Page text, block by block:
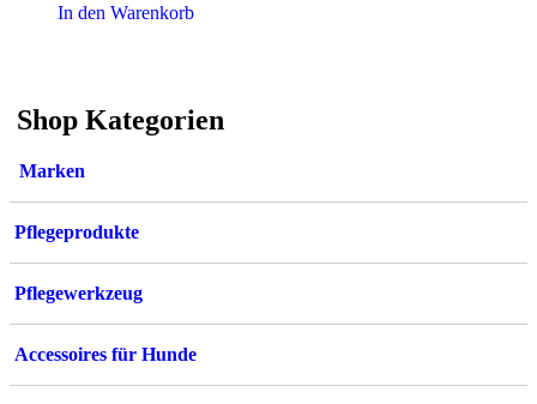
In den Warenkorb
Shop Kategorien
Marken
Pflegeprodukte
Pflegewerkzeug
Accessoires für Hunde